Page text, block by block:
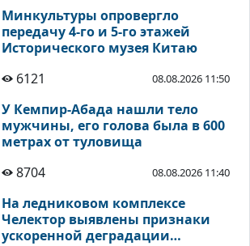
Минкультуры опровергло
передачу 4-го и 5-го этажей
Исторического музея Китаю
6121
08.08.2026 11:50
У Кемпир-Абада нашли тело
мужчины, его голова была в 600
метрах от туловища
8704
08.08.2026 11:40
На ледниковом комплексе
Челектор выявлены признаки
ускоренной деградации